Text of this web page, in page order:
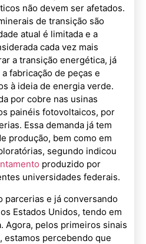
não devem ser afetados.
de transição são
atual é limitada e a
cada vez mais
a transição energética, já
fabricação de peças e
à ideia de energia verde.
por cobre nas usinas
painéis fotovoltaicos, por
Essa demanda já tem
produção, bem como em
segundo indicou
produzido por
universidades federais.
parcerias e já conversando
Estados Unidos, tendo em
Agora, pelos primeiros sinais
estamos percebendo que